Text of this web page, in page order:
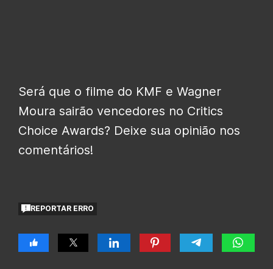
Será que o filme do KMF e Wagner
Moura sairão vencedores no Critics
Choice Awards? Deixe sua opinião nos
comentários!
REPORTAR ERRO